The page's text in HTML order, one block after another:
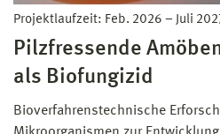
Projektlaufzeit: Feb. 2026 – Juli
Pilzfressende
als Biofungizid
Bioverfahrenstechnische